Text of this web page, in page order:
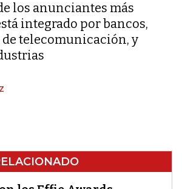
los anunciantes más
integrado por bancos,
de telecomunicación, y